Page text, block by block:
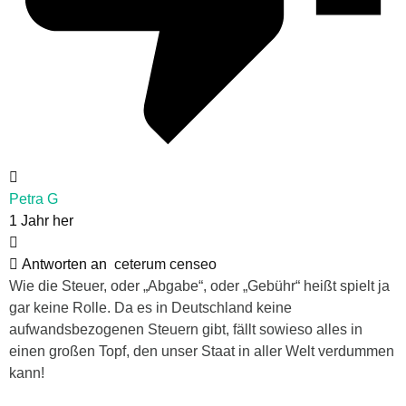
Petra G
1 Jahr her
Antworten an ceterum censeo
Wie die Steuer, oder „Abgabe“, oder „Gebühr“ heißt spielt ja
gar keine Rolle. Da es in Deutschland keine
aufwandsbezogenen Steuern gibt, fällt sowieso alles in
einen großen Topf, den unser Staat in aller Welt verdummen
kann!